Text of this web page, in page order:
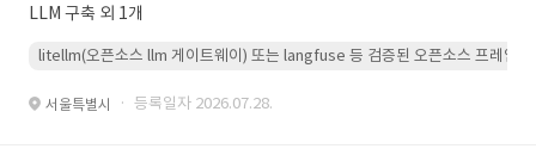
LLM 구축 외 1개
litellm(오픈소스 llm 게이트웨이) 또는 langfuse 등 검증된 오픈소스 프레임워
서울특별시 · 등록일자 2026.07.28.